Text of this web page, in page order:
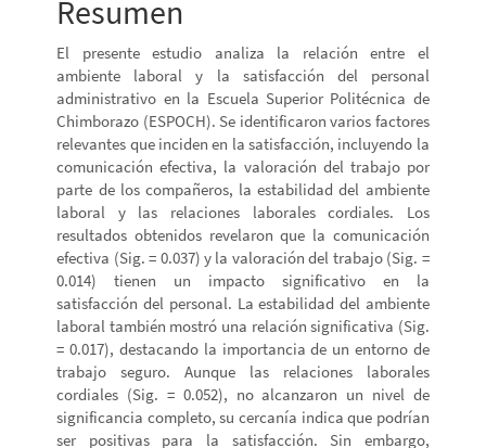
Resumen
El presente estudio analiza la relación entre el
ambiente laboral y la satisfacción del personal
administrativo en la Escuela Superior Politécnica de
Chimborazo (ESPOCH). Se identificaron varios factores
relevantes que inciden en la satisfacción, incluyendo la
comunicación efectiva, la valoración del trabajo por
parte de los compañeros, la estabilidad del ambiente
laboral y las relaciones laborales cordiales. Los
resultados obtenidos revelaron que la comunicación
efectiva (Sig. = 0.037) y la valoración del trabajo (Sig. =
0.014) tienen un impacto significativo en la
satisfacción del personal. La estabilidad del ambiente
laboral también mostró una relación significativa (Sig.
= 0.017), destacando la importancia de un entorno de
trabajo seguro. Aunque las relaciones laborales
cordiales (Sig. = 0.052), no alcanzaron un nivel de
significancia completo, su cercanía indica que podrían
ser positivas para la satisfacción. Sin embargo,